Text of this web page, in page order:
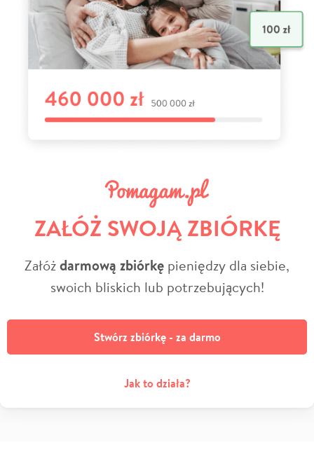
ZAŁÓŻ SWOJĄ ZBIÓRKĘ
Załóżdarmową zbiórkę pieniędzy dla siebie,
swoich bliskich lub potrzebujących!
Stwórz zbiórkę - za darmo
Jak to działa?